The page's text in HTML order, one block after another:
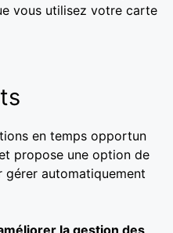
vous utilisez votre carte
en temps opportun
propose une option de
gérer automatiquement
la gestion des